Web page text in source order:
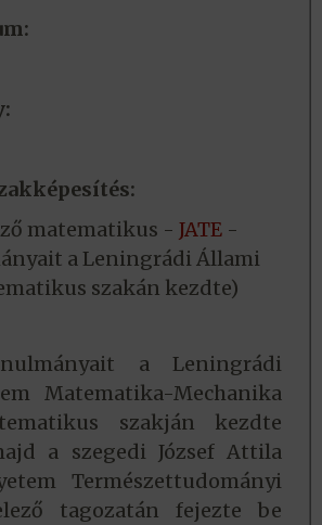
matematikus - JATE -
a Leningrádi Állami
szakán kezdte)
a Leningrádi
Matematika-Mechanika
szakján kezdte
a szegedi József Attila
Természettudományi
tagozatán fejezte be